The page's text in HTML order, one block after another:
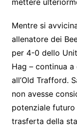
mettere
Mentre si
allenatore dei
per 4-0 dello
Hag – continua
all’Old Trafford.
non avesse
potenziale
trasferta della